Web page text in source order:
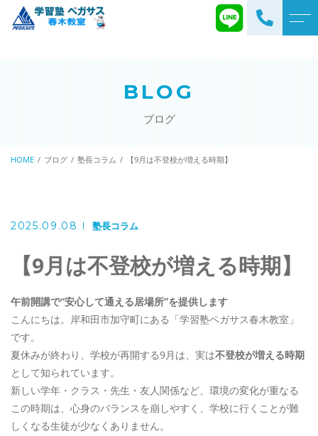
学習塾
プログラミング
そろばん（ピコ）
不登校・学校へ行きづらい
お子さまへ
お知らせ
LINEでのお問い合わせ
公式LINE追加
BLOG
ブログ
HOME ブログ 塾長コラム 【9月は不登校が増える時期】
2025.09.08 塾長コラム
【9月は不登校が増える時期】
午前開講で“安心して通える居場所”を提供します
こんにちは。岸和田市加守町にある「学習塾ペガサス春木教室」
です。
夏休みが終わり、学校が再開する9月は、実は不登校が増える時期
として知られています。
新しい学年・クラス・先生・友人関係など、環境の変化が重なる
この時期は、心身のバランスを崩しやすく、学校に行くことが難
しくなる生徒が少なくありません。